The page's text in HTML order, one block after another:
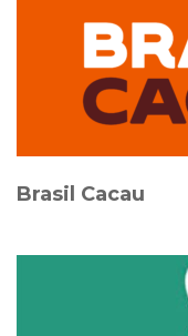
Brasil Cacau